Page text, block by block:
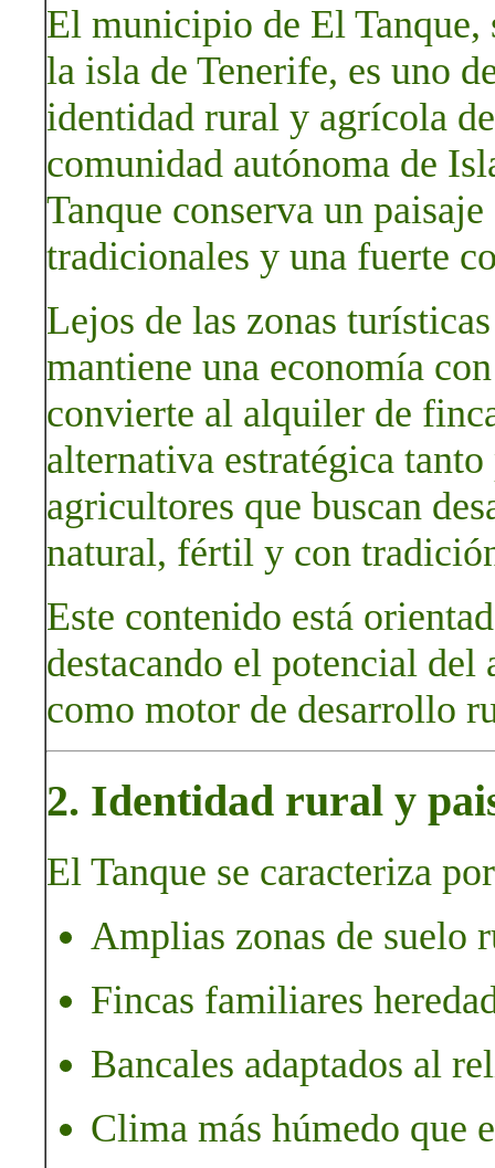
El municipio de El Tanque,
la isla de Tenerife, es uno
identidad rural y agrícola
comunidad autónoma de
Tanque conserva un
tradicionales y una fuerte
Lejos de las zonas
mantiene una economía
convierte al alquiler de
alternativa estratégica
agricultores que buscan
natural, fértil y con
Este contenido está
destacando el potencial
como motor de desarrollo
2. Identidad rural y
El Tanque se caracteriza
Amplias zonas de suelo
Fincas familiares
Bancales adaptados al
Clima más húmedo que